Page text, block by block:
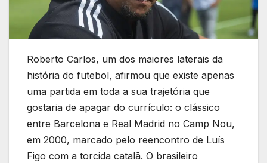
Roberto Carlos, um dos maiores laterais da
história do futebol, afirmou que existe apenas
uma partida em toda a sua trajetória que
gostaria de apagar do currículo: o clássico
entre Barcelona e Real Madrid no Camp Nou,
em 2000, marcado pelo reencontro de Luís
Figo com a torcida catalã. O brasileiro